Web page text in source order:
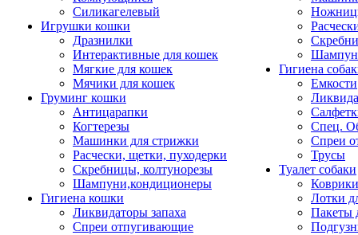
Силикагелевый
Игрушки кошки
Дразнилки
Интерактивные для кошек
Мягкие для кошек
Мячики для кошек
Груминг кошки
Антицарапки
Когтерезы
Машинки для стрижки
Расчески, щетки, пуходерки
Скребницы, колтунорезы
Шампуни,кондиционеры
Гигиена кошки
Ликвидаторы запаха
Спреи отпугивающие
Гигиена
Емкости
Спец.
Спреи
Трусы
Туалет собаки
Коврики
Лотки
Пакеты